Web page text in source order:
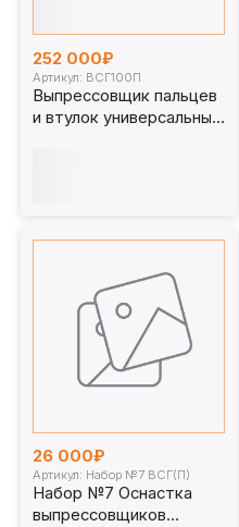
252 000₽
Артикул: ВСГ100П
Выпрессовщик пальцев
и втулок универсальный
26 000₽
Артикул: Набор №7 ВСГ(П)
Набор №7 Оснастка
выпрессовщиков